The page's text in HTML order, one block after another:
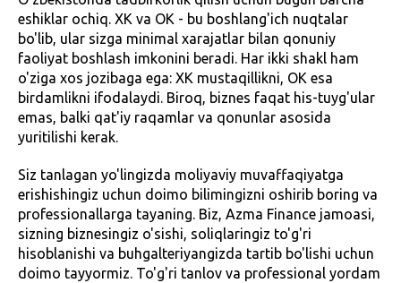
eshiklar ochiq. XK va OK - bu boshlang'ich nuqtalar
bo'lib, ular sizga minimal xarajatlar bilan qonuniy
faoliyat boshlash imkonini beradi. Har ikki shakl ham
o'ziga xos jozibaga ega: XK mustaqillikni, OK esa
birdamlikni ifodalaydi. Biroq, biznes faqat his-tuyg'ular
emas, balki qat'iy raqamlar va qonunlar asosida
yuritilishi kerak.
Siz tanlagan yo'lingizda moliyaviy muvaffaqiyatga
erishishingiz uchun doimo bilimingizni oshirib boring va
professionallarga tayaning. Biz, Azma Finance jamoasi,
sizning biznesingiz o'sishi, soliqlaringiz to'g'ri
hisoblanishi va buhgalteriyangizda tartib bo'lishi uchun
doimo tayyormiz. To'g'ri tanlov va professional yordam